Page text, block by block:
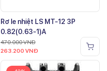
Rơ le nhiệt LS MT-12 3P
0.82(0.63-1)A
470.000VNĐ
263.200 VNĐ